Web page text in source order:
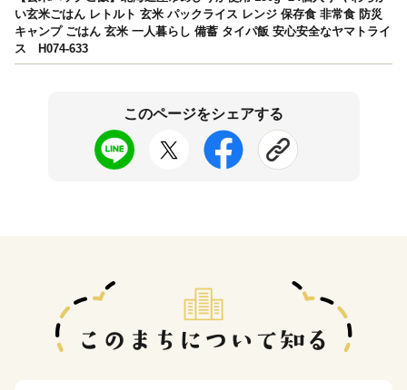
い玄米ごはん レトルト 玄米 パックライス レンジ 保存食 非常食 防災
キャンプ ごはん 玄米 一人暮らし 備蓄 タイパ飯 安心安全なヤマトライ
ス H074-633
このページをシェアする